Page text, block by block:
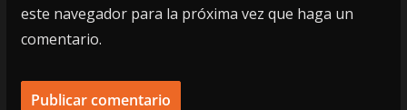
este navegador para la próxima vez que haga un
comentario.